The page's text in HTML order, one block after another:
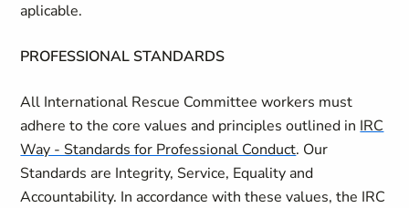
aplicable.
PROFESSIONAL STANDARDS
All International Rescue Committee workers must
adhere to the core values and principles outlined in IRC
Way - Standards for Professional Conduct. Our
Standards are Integrity, Service, Equality and
Accountability. In accordance with these values, the IRC